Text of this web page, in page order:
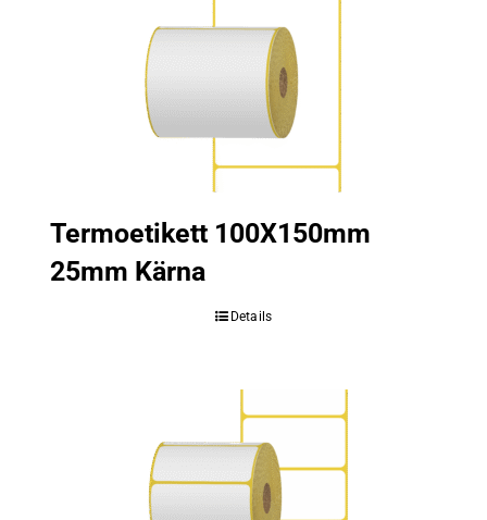
Termoetikett 100X150mm
25mm Kärna
Details